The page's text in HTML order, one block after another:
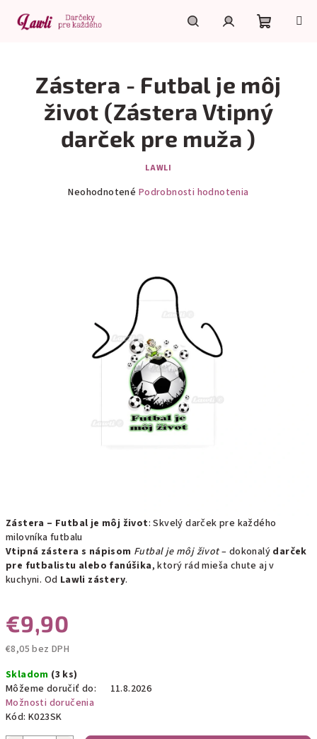
obsah
košík
Zástera – Futbal je môj život: Skvelý darček pre každého
milovníka futbalu
Vtipná zástera s nápisom Futbal je môj život– dokonalý darček
pre futbalistu alebo fanúšika, ktorý rád mieša chute aj v
kuchyni. Od Lawli zástery.
€9,90
€8,05 bez DPH
cena:
Skladom (3 ks)
Môžeme doručiť do:
11.8.2026
Možnosti doručenia
Kód: K023SK
Zástera - Futbal je môj
život (Zástera Vtipný
darček pre muža )
LAWLI
Neohodnotené Podrobnosti hodnotenia